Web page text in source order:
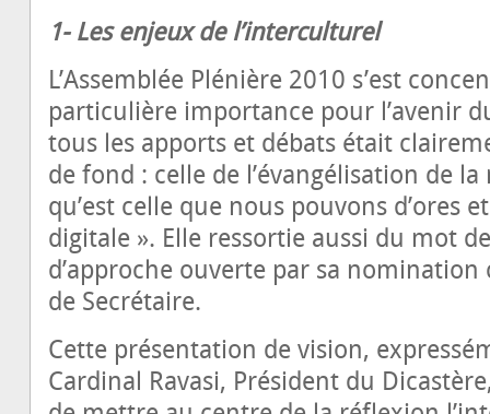
1- Les enjeux de
L’Assemblée Plénière 2010 s’est
particulière importance pour l’avenir
tous les apports et débats était
de fond : celle de l’évangélisation de
qu’est celle que nous pouvons d’ores
digitale ». Elle ressortie aussi du mot
d’approche ouverte par sa
de Secrétaire.
Cette présentation de vision,
Cardinal Ravasi, Président du